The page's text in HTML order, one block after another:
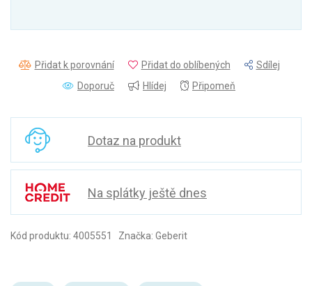
Přidat k porovnání Přidat do oblíbených
Sdílej
Doporuč
Hlídej Připomeň
Dotaz na produkt
Na splátky ještě dnes
Kód produktu: 4005551 Značka: Geberit